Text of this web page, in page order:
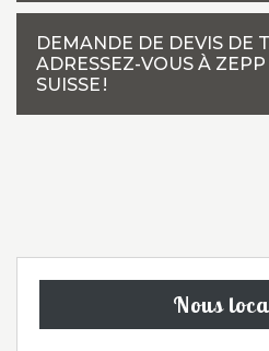
DEMANDE DE DEVIS DE
ADRESSEZ-VOUS À
SUISSE !
Nous